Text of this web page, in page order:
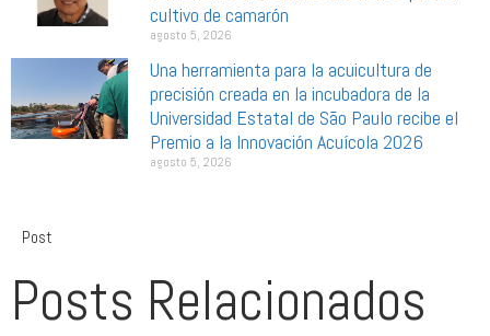
Una herramienta para la acuicultura de
precisión creada en la incubadora de la
Universidad Estatal de São Paulo recibe el
Premio a la Innovación Acuícola 2026
agosto 5, 2026
Posts Relacionados